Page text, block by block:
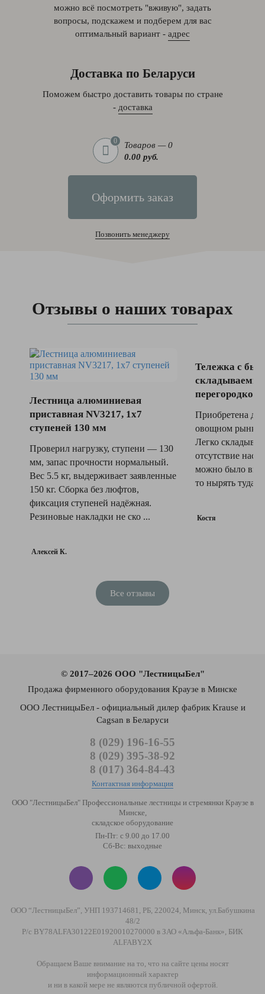
можно всё посмотреть "вживую", задать
вопросы, подскажем и подберем для вас
оптимальный вариант - адрес
Доставка по Беларуси
Поможем быстро доставить товары по стране
- доставка
0
Товаров — 0
0.00 руб.
Оформить заказ
Позвонить менеджеру
Отзывы о наших товарах
Лестница алюминиевая
приставная NV3217, 1x7
ступеней 130 мм
Проверил нагрузку, ступени — 130
мм, запас прочности нормальный.
Вес 5.5 кг, выдерживает заявленные
150 кг. Сборка без люфтов,
фиксация ступеней надёжная.
Резиновые накладки не ско ...
Алексей К.
Тележка с
перегородкой
Приобретена
овощном рынке.
Легко
отсутствие
можно было
то нырять туда
Костя
Все отзывы
© 2017–2026 ООО "ЛестницыБел"
Продажа фирменного оборудования Краузе в Минске
ООО ЛестницыБел - официальный дилер фабрик Krause и
Cagsan в Беларуси
8 (029) 196-16-55
8 (029) 395-38-92
8 (017) 364-84-43
Контактная информация
ООО "ЛестницыБел" Профессиональные лестницы и стремянки Краузе в
Минске,
складское оборудование
Пн-Пт: с 9.00 до 17.00
Сб-Вс: выходные
ООО “ЛестницыБел”, УНП 193714681, РБ, 220024, Минск, ул.Бабушкина
48/2
Р/с BY78ALFA30122E01920010270000 в ЗАО «Альфа-Банк», БИК
ALFABY2X
Обращаем Ваше внимание на то, что на сайте цены носят
информационный характер
и ни в какой мере не являются публичной офертой.